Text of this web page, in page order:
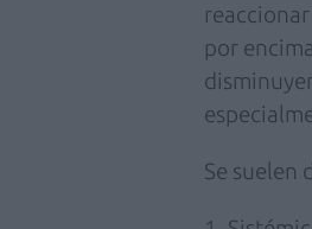
por
Se suelen